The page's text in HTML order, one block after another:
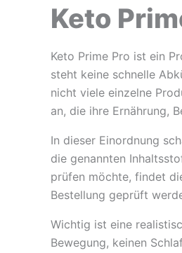
Keto
Keto Prime Pro ist ein
steht keine schnelle
nicht viele einzelne
an, die ihre Ernährung,
In dieser Einordnung
die genannten
prüfen möchte, findet
Bestellung geprüft
Wichtig ist eine
Bewegung, keinen